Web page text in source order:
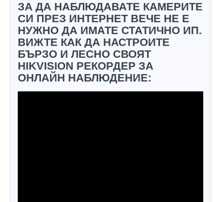
ЗА ДА НАБЛЮДАВАТЕ КАМЕРИТЕ
СИ ПРЕЗ ИНТЕРНЕТ ВЕЧЕ НЕ Е
НУЖНО ДА ИМАТЕ СТАТИЧНО ИП.
ВИЖТЕ КАК ДА НАСТРОИТЕ
БЪРЗО И ЛЕСНО СВОЯТ
HIKVISION РЕКОРДЕР ЗА
ОНЛАЙН НАБЛЮДЕНИЕ: